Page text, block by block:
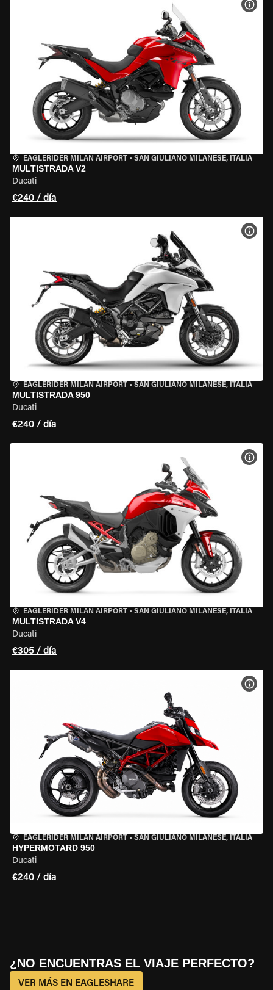
EAGLERIDER MILAN AIRPORT • SAN GIULIANO MILANESE, ITALIA
MULTISTRADA V2
Ducati
€240 / día
VER
EAGLERIDER MILAN AIRPORT • SAN GIULIANO MILANESE, ITALIA
MULTISTRADA 950
Ducati
€240 / día
VER
EAGLERIDER MILAN AIRPORT • SAN GIULIANO MILANESE, ITALIA
MULTISTRADA V4
Ducati
€305 / día
VER
EAGLERIDER MILAN AIRPORT • SAN GIULIANO MILANESE, ITALIA
HYPERMOTARD 950
Ducati
€240 / día
VER
¿NO ENCUENTRAS EL VIAJE PERFECTO?
VER MÁS EN EAGLESHARE